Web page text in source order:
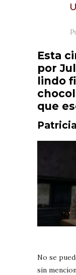
Esta
por
lindo
que
No se
sin